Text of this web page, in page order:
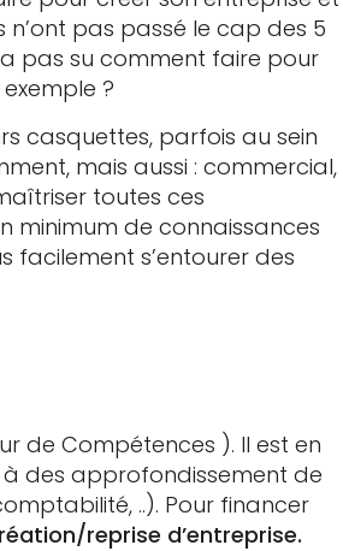
n’ont pas passé le cap des 5
pas su comment faire pour
?
casquettes, parfois au sein
mais aussi : commercial,
toutes ces
minimum de connaissances
facilement s’entourer des
de Compétences ). Il est en
des approfondissement de
..). Pour financer
reprise d’entreprise.